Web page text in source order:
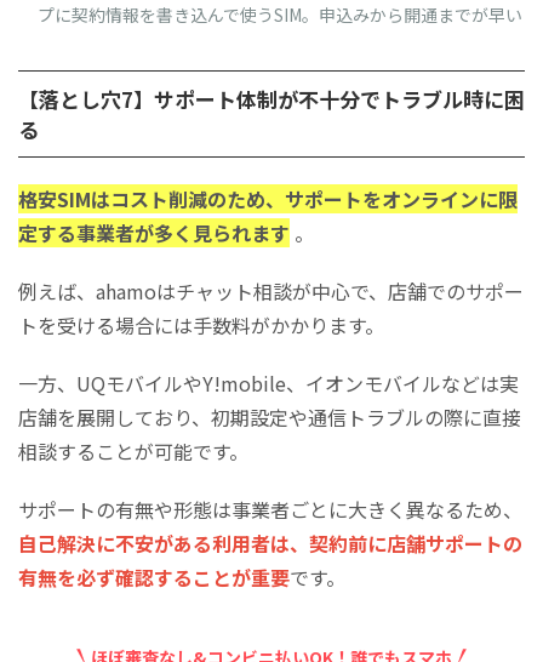
プに契約情報を書き込んで使うSIM。申込みから開通までが早い
【落とし穴7】サポート体制が不十分でトラブル時に困
る
格安SIMはコスト削減のため、サポートをオンラインに限
定する事業者が多く見られます 。
​​​​​​​例えば、ahamoはチャット相談が中心で、店舗でのサポー
トを受ける場合には手数料がかかります。
​​​​​​​一方、UQモバイルやY!mobile、イオンモバイルなどは実
店舗を展開しており、初期設定や通信トラブルの際に直接
相談することが可能です。
​​​​​​​サポートの有無や形態は事業者ごとに大きく異なるため、
自己解決に不安がある利用者は、契約前に店舗サポートの
有無を必ず確認することが重要です。
ほぼ審査なし&コンビニ払いOK！誰でもスマホ